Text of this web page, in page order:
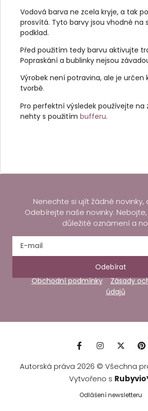
Vodová barva ne zcela kryje, a tak
prosvítá. Tyto barvy jsou vhodné na
podklad.
Před použitím tedy barvu aktivujte
Popraskání a bublinky nejsou
Výrobek není potravina, ale je určen
tvorbě.
Pro perfektní výsledek používejte na
nehty s použitím bufferu.
Nenechte si ujít žádné novinky,
Odebírejte naše novinky.
důležité oznámení a
Odebírat
Obchodní podmínky
Zásady
údajů
Autorská práva 2026 © Všechna
Vytvořeno s
Odlášení newsletteru